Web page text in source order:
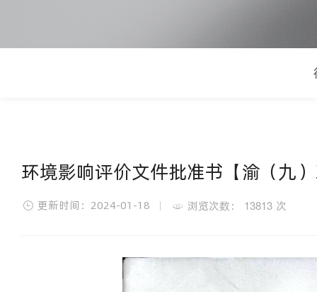
环境影响评价文件批准书【渝（九
更新时间：2024-01-18 浏览次数： 13813 次